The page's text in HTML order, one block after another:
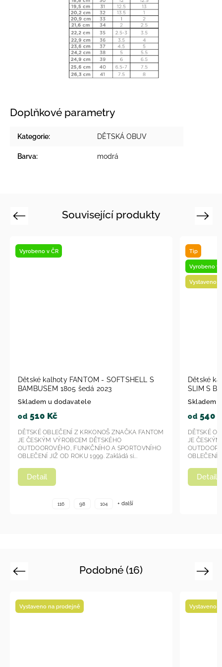
Doplňkové parametry
Kategorie: DĚTSKÁ OBUV
Barva: modrá
Související produkty
Previous
Tip
Dětské kalhoty FANTOM - SOFTSHELL
SLIM S BAMBUSEM černá KAL 1001 2023
Skladem u dodavatele
od540 Kč
Detail
DĚTSKÉ OBLEČENÍ Z KRKONOŠ ZNAČKA FANTOM
JE ČESKÝM VÝROBCEM DĚTSKÉHO
OUTDOOROVÉHO, FUNKČNÍHO A SPORTOVNÍHO
OBLEČENÍ JIŽ OD ROKU 1999. Zakládá si...
116 98 104 + další
Novinka
Vyrobeno
Dětské
S
od540
Detail
DĚTSKÉ
JE
Next
Podobné (16)
Previous
Vystaveno na prodejně
Next